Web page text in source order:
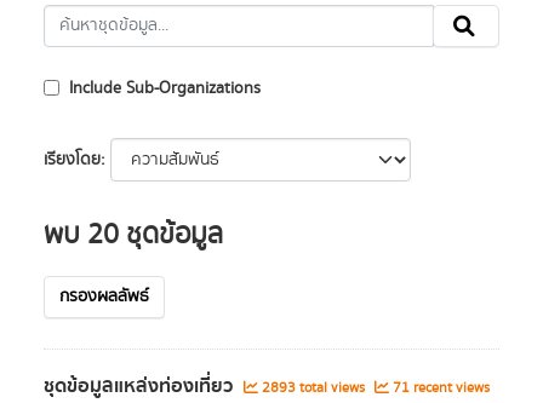
Include Sub-Organizations
เรียงโดย
พบ 20 ชุดข้อมูล
กรองผลลัพธ์
ชุดข้อมูลแหล่งท่องเที่ยว 2893 total views 71 recent views